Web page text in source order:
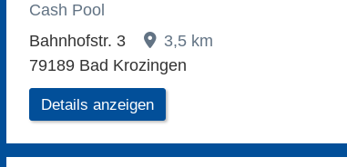
Cash Pool
Bahnhofstr. 3
3,5 km
79189 Bad Krozingen
Details anzeigen